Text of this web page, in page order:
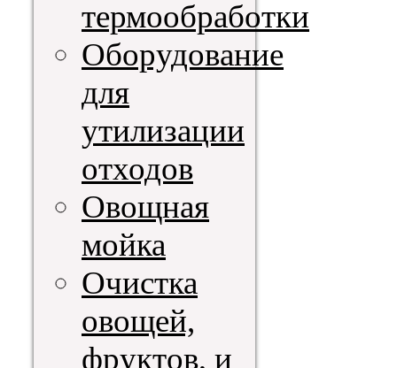
термообработки
Оборудование
для
утилизации
отходов
Овощная
мойка
Очистка
овощей,
фруктов, и